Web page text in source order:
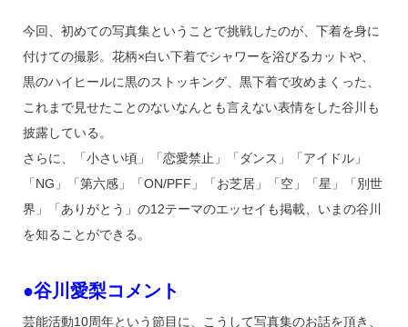
今回、初めての写真集ということで挑戦したのが、下着を身に
付けての撮影。花柄×白い下着でシャワーを浴びるカットや、
黒のハイヒールに黒のストッキング、黒下着で攻めまくった、
これまで見せたことのないなんとも言えない表情をした谷川も
披露している。
さらに、「小さい頃」「恋愛禁止」「ダンス」「アイドル」
「NG」「第六感」「ON/PFF」「お芝居」「空」「星」「別世
界」「ありがとう」の12テーマのエッセイも掲載、いまの谷川
を知ることができる。
●谷川愛梨コメント
芸能活動10周年という節目に、こうして写真集のお話を頂き、